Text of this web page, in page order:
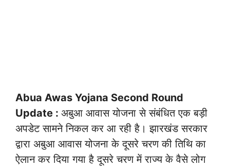
Abua Awas Yojana Second Round
Update : अबुआ आवास योजना से संबंधित एक बड़ी
अपडेट सामने निकल कर आ रही है। झारखंड सरकार
द्वारा अबुआ आवास योजना के दूसरे चरण की तिथि का
ऐलान कर दिया गया है दूसरे चरण में राज्य के वैसे लोग